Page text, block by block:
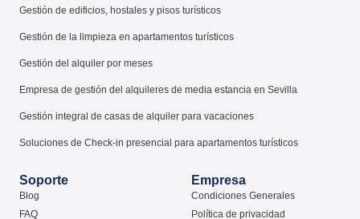
Gestión de edificios, hostales y pisos turísticos
Gestión de la limpieza en apartamentos turísticos
Gestión del alquiler por meses
Empresa de gestión del alquileres de media estancia en Sevilla
Gestión integral de casas de alquiler para vacaciones
Soluciones de Check-in presencial para apartamentos turísticos
Soporte
Blog
FAQ
Empresa
Condiciones Generales
Política de privacidad